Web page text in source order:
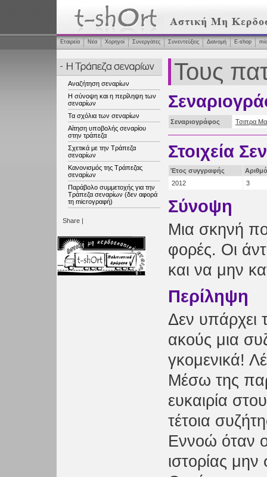
Εταιρεία Νέα Χορηγοί Συνεργάτες Συνεντεύξεις Διανομή Ε-shop
Αναζήτηση σεναρίων
Η σύνοψη και η περίληψη των
σεναρίων
Τα σχόλια των σεναρίων
Αίτηση υποβολής σεναρίου
στην τράπεζα
Σχετικά με την Τράπεζα
σεναρίων
Κανονισμός της Τράπεζας
σεναρίων
Παράβολο συμμετοχής για την
Τράπεζα σεναρίων (δεν αφορά
τη microγραφή)
Share |
Τους
Σεναριογράφος Τσιπρα
Στοιχεία
Έτος συγγραφής
2012
3
Σύνοψη
Μια σκηνή
φορές. Οι
και να μην
Περίληψη
Δεν υπάρχει
ακούς μια
γκομενικά!
Μέσω της
ευκαιρία
τέτοια
Εννοώ όταν
ιστορίας